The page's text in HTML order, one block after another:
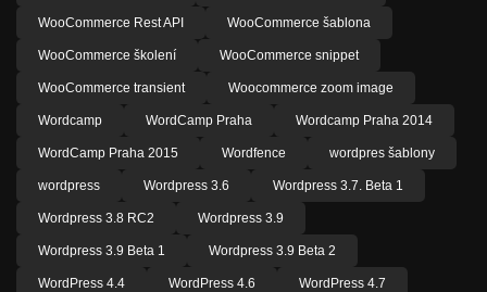
WooCommerce Rest API WooCommerce šablona
WooCommerce školení WooCommerce snippet
WooCommerce transient Woocommerce zoom image
Wordcamp WordCamp Praha Wordcamp Praha 2014
WordCamp Praha 2015 Wordfence wordpres šablony
wordpress Wordpress 3.6 Wordpress 3.7. Beta 1
Wordpress 3.8 RC2 Wordpress 3.9
Wordpress 3.9 Beta 1 Wordpress 3.9 Beta 2
WordPress 4.4 WordPress 4.6 WordPress 4.7